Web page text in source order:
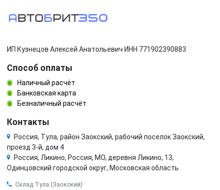
ИП Кузнецов Алексей Анатольевич ИНН 771902390883
Способ оплаты
Наличный расчёт
Банковская карта
Безналичный расчёт
Контакты
Россия, Тула, район Заокский, рабочий поселок Заокский,
проезд 3-й, дом 4
Россия, Ликино, Россия, МО, деревня Ликино, 13,
Одинцовский городской округ, Московская область
Склад Тула (Заокский)